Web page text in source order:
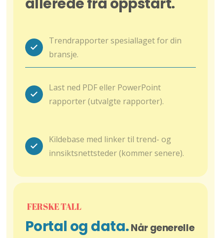
Trendrapporter spesiallaget for din
bransje.
Last ned PDF eller PowerPoint
rapporter (utvalgte rapporter).
Kildebase med linker til trend- og
innsiktsnettsteder (kommer senere).
FERSKE TALL
Portal og data.Når generelle